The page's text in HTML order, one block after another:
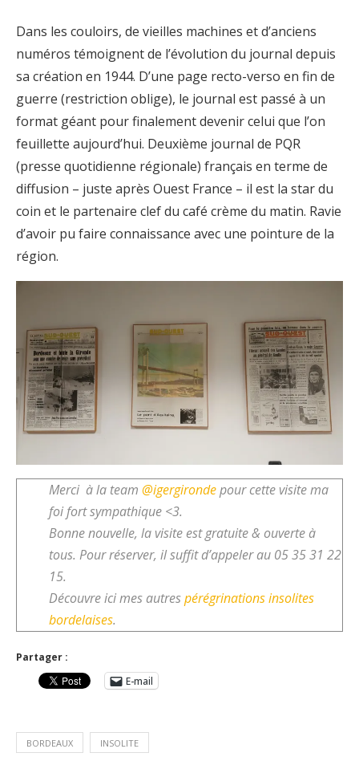
Dans les couloirs, de vieilles machines et d’anciens
numéros témoignent de l’évolution du journal depuis
sa création en 1944. D’une page recto-verso en fin de
guerre (restriction oblige), le journal est passé à un
format géant pour finalement devenir celui que l’on
feuillette aujourd’hui. Deuxième journal de PQR
(presse quotidienne régionale) français en terme de
diffusion – juste après Ouest France – il est la star du
coin et le partenaire clef du café crème du matin. Ravie
d’avoir pu faire connaissance avec une pointure de la
région.
Merci à la team @igergirondepour cette visite ma
foi fort sympathique <3.
Bonne nouvelle, la visite est gratuite & ouverte à
tous. Pour réserver, il suffit d’appeler au 05 35 31 22
15.
Découvre ici mes autrespérégrinations insolites
bordelaises.
Partager :
E-mail
BORDEAUX INSOLITE